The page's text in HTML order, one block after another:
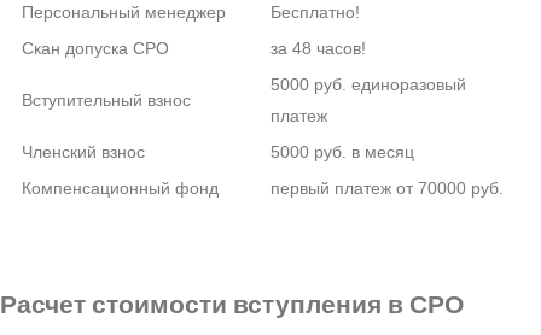
Персональный менеджер
Бесплатно!
Скан допуска СРО
за 48 часов!
Вступительный взнос
5000 руб. единоразовый
платеж
Членский взнос
5000 руб. в месяц
Компенсационный фонд
первый платеж от 70000 руб.
Расчет стоимости вступления в СРО